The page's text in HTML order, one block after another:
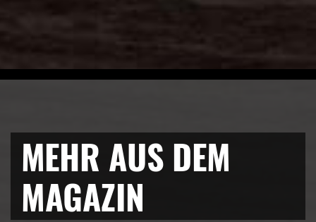
MEHR AUS DEM
MAGAZIN